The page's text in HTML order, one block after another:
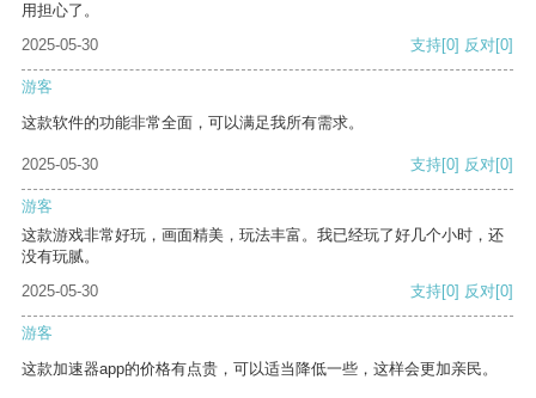
用担心了。
2025-05-30
支持[0] 反对[0]
游客
这款软件的功能非常全面，可以满足我所有需求。
2025-05-30 支持[0] 反对[0]
游客
这款游戏非常好玩，画面精美，玩法丰富。我已经玩了好几个小时，还
没有玩腻。
2025-05-30
支持[0] 反对[0]
游客
这款加速器app的价格有点贵，可以适当降低一些，这样会更加亲民。